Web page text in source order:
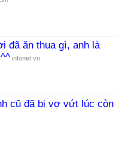
đã ăn thua gì, anh là
infonet.vn
cũ đã bị vợ vứt lúc còn